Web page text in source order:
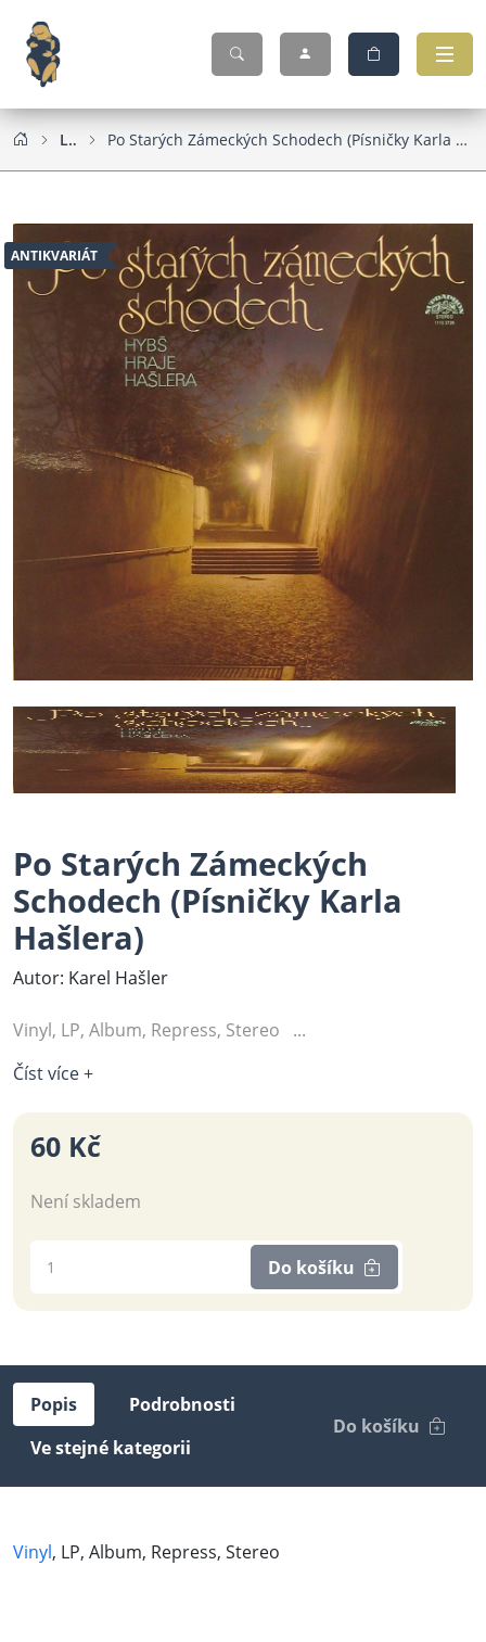
LP Po Starých Zámeckých Schodech (Písničky Karla Hašlera)
ANTIKVARIÁT
Po Starých Zámeckých
Schodech (Písničky Karla
Hašlera)
Autor: Karel Hašler
Vinyl, LP, Album, Repress, Stereo ...
Číst více +
60 Kč
Není skladem
Do košíku
Popis
Podrobnosti
Ve stejné kategorii
Do košíku
Vinyl, LP, Album, Repress, Stereo